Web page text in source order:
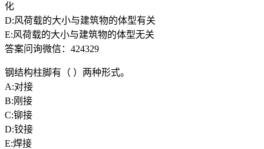
化
D:风荷载的大小与建筑物的体型有关
E:风荷载的大小与建筑物的体型无关
答案问询微信：424329
钢结构柱脚有（ ）两种形式。
A:对接
B:刚接
C:铆接
D:铰接
E:焊接